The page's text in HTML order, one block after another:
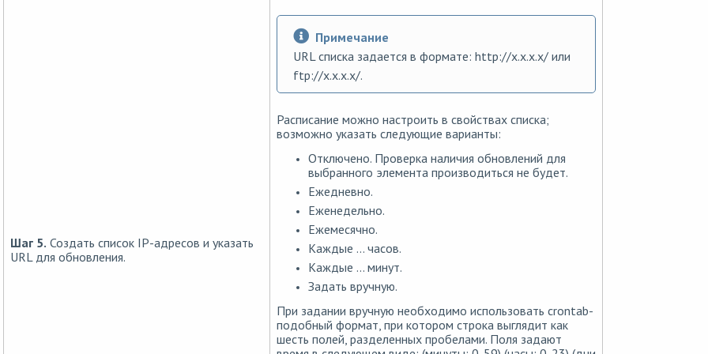
Шаг 5. Создать список IP-адресов и указать
URL для обновления.
Примечание
URL списка задается в формате: http://x.x.x.x/ или
ftp://x.x.x.x/.
Расписание можно настроить в свойствах списка;
возможно указать следующие варианты:
Отключено. Проверка наличия обновлений для
выбранного элемента производиться не будет.
Ежедневно.
Еженедельно.
Ежемесячно.
Каждые ... часов.
Каждые ... минут.
Задать вручную.
При задании вручную необходимо использовать crontab-
подобный формат, при котором строка выглядит как
шесть полей, разделенных пробелами. Поля задают